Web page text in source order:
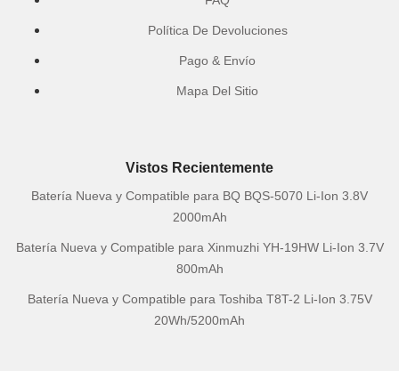
Política De Devoluciones
Pago & Envío
Mapa Del Sitio
Vistos Recientemente
Batería Nueva y Compatible para BQ BQS-5070 Li-Ion 3.8V
2000mAh
Batería Nueva y Compatible para Xinmuzhi YH-19HW Li-Ion 3.7V
800mAh
Batería Nueva y Compatible para Toshiba T8T-2 Li-Ion 3.75V
20Wh/5200mAh